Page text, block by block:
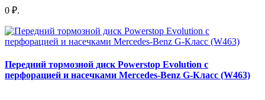
0 ₽.
Передний тормозной диск Powerstop Evolution с
перфорацией и насечками Mercedes-Benz G-Класс (W463)